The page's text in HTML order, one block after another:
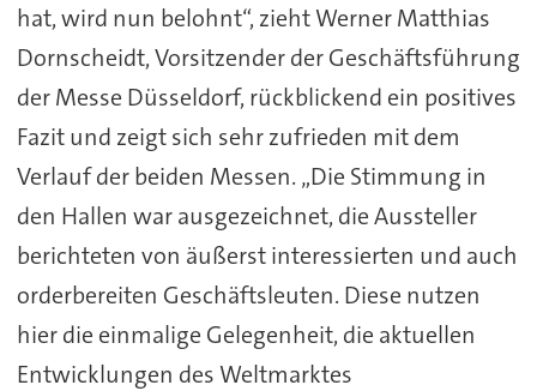
hat, wird nun belohnt“, zieht Werner Matthias
Dornscheidt, Vorsitzender der Geschäftsführung
der Messe Düsseldorf, rückblickend ein positives
Fazit und zeigt sich sehr zufrieden mit dem
Verlauf der beiden Messen. „Die Stimmung in
den Hallen war ausgezeichnet, die Aussteller
berichteten von äußerst interessierten und auch
orderbereiten Geschäftsleuten. Diese nutzen
hier die einmalige Gelegenheit, die aktuellen
Entwicklungen des Weltmarktes